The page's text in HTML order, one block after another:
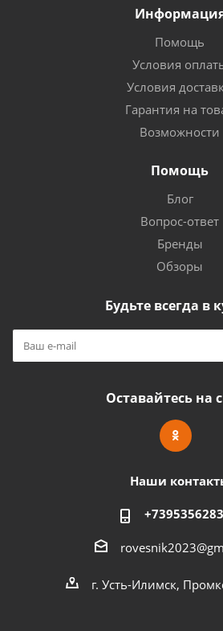
Помощь
Условия
Условия
Гарантия на
Возможности
Помощь
Блог
Вопрос-ответ
Бренды
Обзоры
Будьте всегда в
Оставайтесь на
Наши
г. Усть-Илимск,